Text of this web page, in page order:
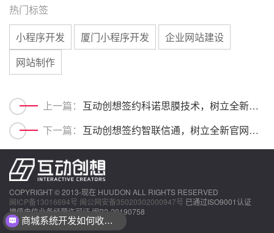
热门标签
小程序开发
厦门小程序开发
企业网站建设
网站制作
上一篇：
互动创想签约科诺思膜技术，树立全新官网品牌形象
下一篇：
互动创想签约智联信通，树立全新官网品牌形象
COPYRIGHT © 2013-现在 HUUDON ALL RIGHTS RESERVED
闽ICP备13016694号 闽公网安备35020302000947号 已通过ISO9001认证
增值电信业务经营许可证 闽B2-20190758
商城系统开发如何收费？